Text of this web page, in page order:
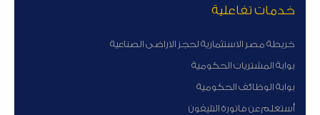
خدمات تفاعلية
خريطة مصر الاستثمارية لحجز الاراضى الصناعية
بوابة المشتريات الحكومية
بوابة الوظائف الحكومية
أستعلم عن فاتورة التليفون